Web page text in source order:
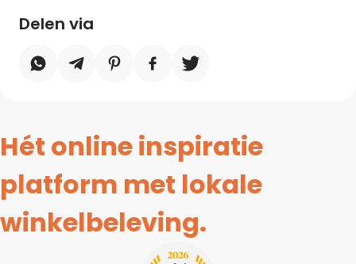
Delen via
Hét online inspiratie
platform met lokale
winkelbeleving.